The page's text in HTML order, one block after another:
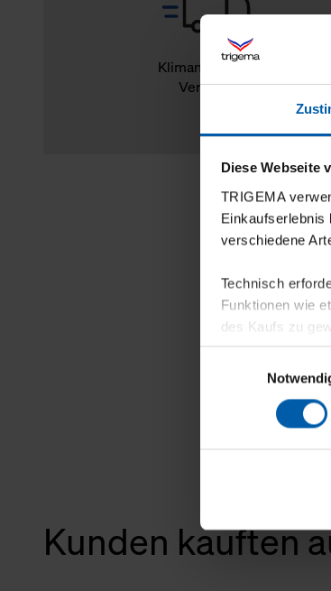
Diese Webseite
TRIGEMA
Einkaufserlebnis
verschiedene
Technisch
Funktionen wie
des Kaufs zu
Für die
sowie für
Klicken Sie auf
verwenden
erlauben
Klimaneutraler
Versand
Kunden kauften